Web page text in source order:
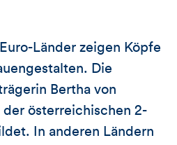
Länder zeigen Köpfe
Die
Bertha von
österreichischen 2-
In anderen Ländern